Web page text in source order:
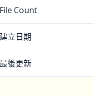
File Count
建立日期
最後更新